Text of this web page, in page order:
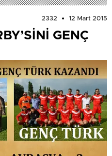
2332 12 Mart 2015
GENÇ